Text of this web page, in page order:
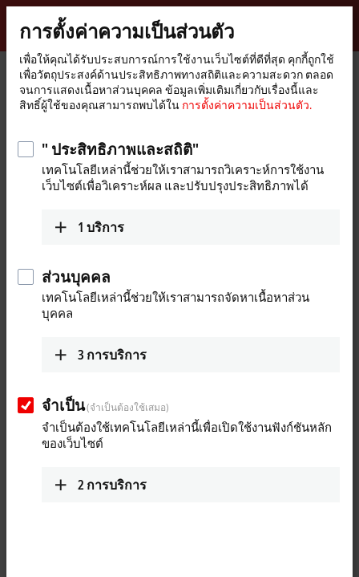
Beckhoff
-
New
Automation
Technology
myBeckhoff
หน้า
หลัก
บริษัท ข่าวสาร Beckhoff at Hannover Messe 2019
เมื่อคุณคลิกที่ "ยอมรับ" เราจะแสดงวิดิโอและปรับการตั้งค่า
ความเป็นส่วนตัว มีการโหลดเนื้อหาวิดิโอภายนอกในระหว่าง
Mar 8, 2019
Beckhoff at Hannover Messe 2019
Beckhoff at Hannover Messe
Experience the innovations in PC-based automation: XPlanar, EtherCAT
G and machine learning.
More about this video
การตั้งค่าความเป็นส่วนตัว
เพื่อให้คุณได้รับประสบการณ์การใช้งานเว็บไซต์ที่ดีที่สุด คุกกี้ถูกใช้
เพื่อวัตถุประสงค์ด้านประสิทธิภาพทางสถิติและความสะดวก ตลอด
จนการแสดงเนื้อหาส่วนบุคคล ข้อมูลเพิ่มเติมเกี่ยวกับเรื่องนี้และ
สิทธิ์ผู้ใช้ของคุณสามารถพบได้ใน การตั้งค่าความเป็นส่วนตัว.
" ประสิทธิภาพและสถิติ"
เทคโนโลยีเหล่านี้ช่วยให้เราสามารถวิเคราะห์การใช้งาน
เว็บไซต์เพื่อวิเคราะห์ผล และปรับปรุงประสิทธิภาพได้
1 บริการ
ส่วนบุคคล
เทคโนโลยีเหล่านี้ช่วยให้เราสามารถจัดหาเนื้อหาส่วน
บุคคล
3 การบริการ
จำเป็น(จำเป็นต้องใช้เสมอ)
จำเป็นต้องใช้เทคโนโลยีเหล่านี้เพื่อเปิดใช้งานฟังก์ชันหลัก
ของเว็บไซต์
2 การบริการ